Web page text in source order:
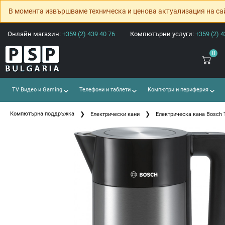
В момента извършваме техническа и ценова актуализация на
Онлайн магазин: +359 (2) 439 40 76 Компютърни услуги: +359 (2)
0
TV Видео и Gaming Телефони и таблети Компютри и периферия
Компютърна поддръжка Електрически кани Електрическа кана Bosch